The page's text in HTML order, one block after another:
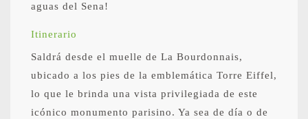
aguas del Sena!
Itinerario
Saldrá desde el muelle de La Bourdonnais,
ubicado a los pies de la emblemática Torre Eiffel,
lo que le brinda una vista privilegiada de este
icónico monumento parisino. Ya sea de día o de